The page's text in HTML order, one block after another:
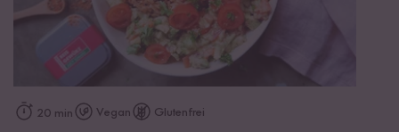
20 min Vegan Glutenfrei